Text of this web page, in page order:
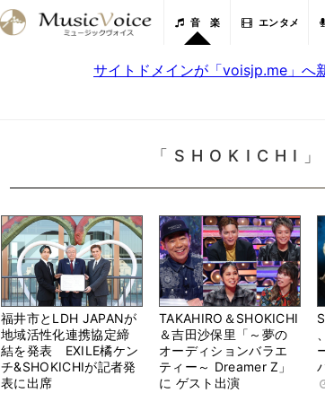
音 楽 エンタメ
サイトドメインが「voisjp.me」へ
「SHOKICHI」
福井市とLDH JAPANが
地域活性化連携協定締
結を発表 EXILE橘ケン
チ&SHOKICHIが記者発
表に出席
TAKAHIRO＆SHOKICHI
＆吉田沙保里「～夢の
オーディションバラエ
ティー～ Dreamer Z」
に ゲスト出演